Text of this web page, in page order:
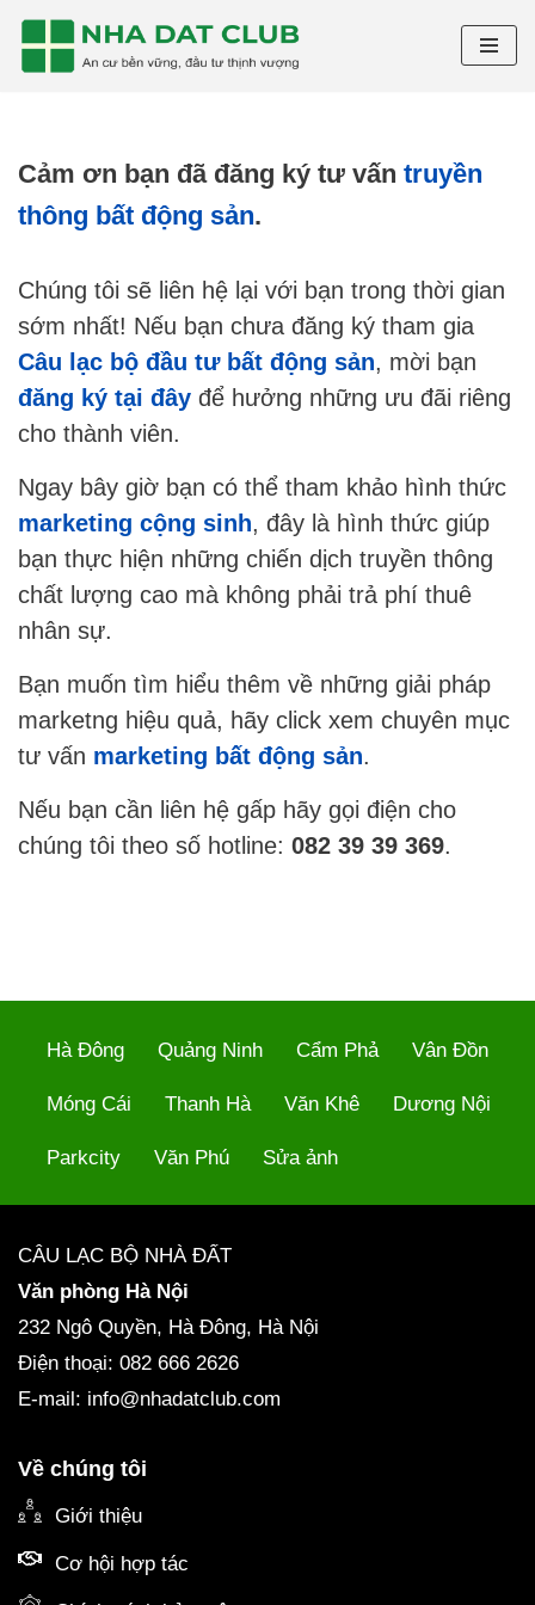
Chuyển
dung
Cảm ơn bạn đã đăng ký tư vấn truyền
thông bất động sản.
Chúng tôi sẽ liên hệ lại với bạn trong thời gian
sớm nhất! Nếu bạn chưa đăng ký tham gia
Câu lạc bộ đầu tư bất động sản, mời bạn
đăng ký tại đây để hưởng những ưu đãi riêng
cho thành viên.
Ngay bây giờ bạn có thể tham khảo hình thức
marketing cộng sinh, đây là hình thức giúp
bạn thực hiện những chiến dịch truyền thông
chất lượng cao mà không phải trả phí thuê
nhân sự.
Bạn muốn tìm hiểu thêm về những giải pháp
marketng hiệu quả, hãy click xem chuyên mục
tư vấn marketing bất động sản.
Nếu bạn cần liên hệ gấp hãy gọi điện cho
chúng tôi theo số hotline: 082 39 39 369.
Hà Đông Quảng Ninh Cẩm Phả Vân Đồn
Móng Cái Thanh Hà Văn Khê Dương Nội
Parkcity Văn Phú Sửa ảnh
CÂU LẠC BỘ NHÀ ĐẤT
Văn phòng Hà Nội
232 Ngô Quyền, Hà Đông, Hà Nội
Điện thoại: 082 666 2626
E-mail: info@nhadatclub.com
Về chúng tôi
Giới thiệu
Cơ hội hợp tác